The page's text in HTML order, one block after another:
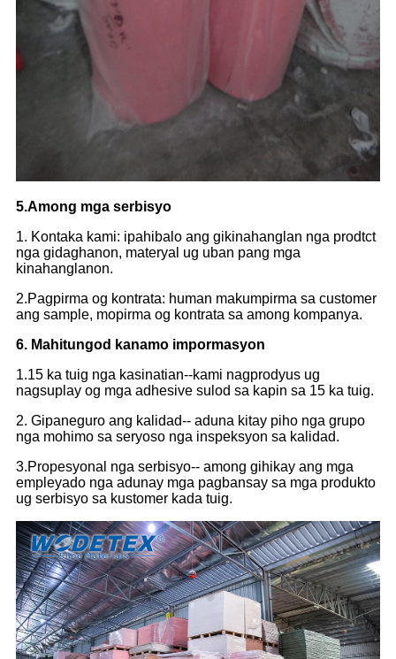
5.Among mga serbisyo
1. Kontaka kami: ipahibalo ang gikinahanglan nga prodtct
nga gidaghanon, materyal ug uban pang mga
kinahanglanon.
2.Pagpirma og kontrata: human makumpirma sa customer
ang sample, mopirma og kontrata sa among kompanya.
6. Mahitungod kanamo impormasyon
1.15 ka tuig nga kasinatian--kami nagprodyus ug
nagsuplay og mga adhesive sulod sa kapin sa 15 ka tuig.
2. Gipaneguro ang kalidad-- aduna kitay piho nga grupo
nga mohimo sa seryoso nga inspeksyon sa kalidad.
3.Propesyonal nga serbisyo-- among gihikay ang mga
empleyado nga adunay mga pagbansay sa mga produkto
ug serbisyo sa kustomer kada tuig.